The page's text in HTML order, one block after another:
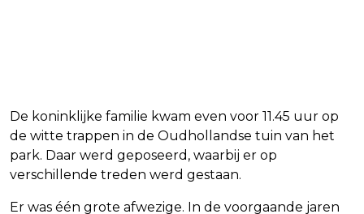
De koninklijke familie kwam even voor 11.45 uur op
de witte trappen in de Oudhollandse tuin van het
park. Daar werd geposeerd, waarbij er op
verschillende treden werd gestaan.
Er was één grote afwezige. In de voorgaande jaren